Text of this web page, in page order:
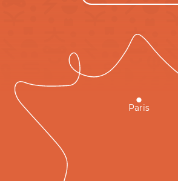
Paris